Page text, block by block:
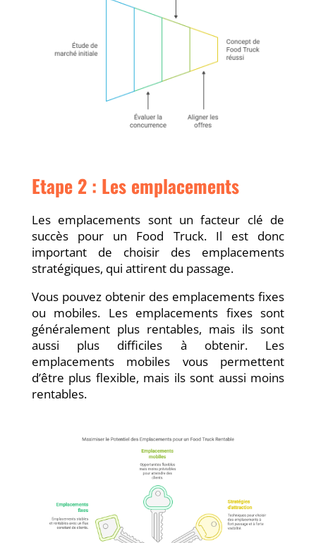
Etape 2 : Les emplacements
Les emplacements sont un facteur clé de
succès pour un Food Truck. Il est donc
important de choisir des emplacements
stratégiques, qui attirent du passage.
Vous pouvez obtenir des emplacements fixes
ou mobiles. Les emplacements fixes sont
généralement plus rentables, mais ils sont
aussi plus difficiles à obtenir. Les
emplacements mobiles vous permettent
d’être plus flexible, mais ils sont aussi moins
rentables.